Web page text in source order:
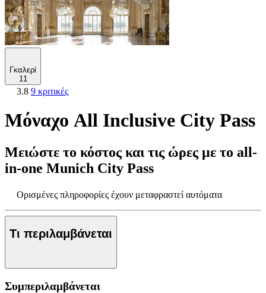
Γκαλερί
11
3.8 9 κριτικές
Μόναχο All Inclusive City Pass
Μειώστε το κόστος και τις ώρες με το all-
in-one Munich City Pass
Ορισμένες πληροφορίες έχουν μεταφραστεί αυτόματα
Τι περιλαμβάνεται
Συμπεριλαμβάνεται